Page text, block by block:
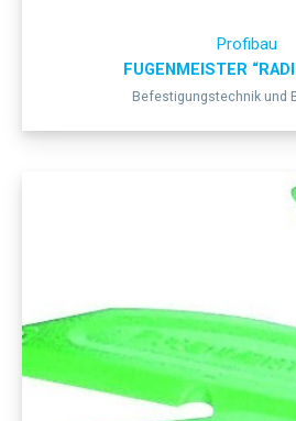
Profibau
FUGENMEISTER
Befestigungstechnik und